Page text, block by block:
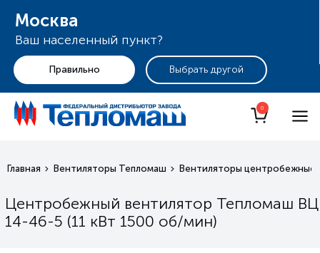
Москва
Ваш населенный пункт?
+7 (495) 255-19-29
0
Главная Вентиляторы Тепломаш Вентиляторы центробежные
Центробежный вентилятор Тепломаш ВЦ
14-46-5 (11 кВт 1500 oб/мин)